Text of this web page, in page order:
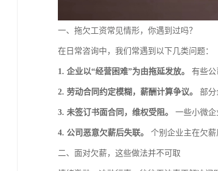
一、拖欠工资常见情形，你遇到过吗？
在日常咨询中，我们常遇到以下几类问题：
1. 企业以“经营困难”为由拖延发放。 有些公
2. 劳动合同约定模糊，薪酬计算争议。 部分
3. 未签订书面合同，维权受阻。 一些小微企
4. 公司恶意欠薪后失联。 个别企业主在欠薪
二、面对欠薪，这些做法并不可取